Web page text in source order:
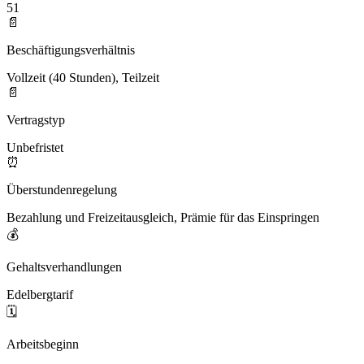
51
📄
Beschäftigungsverhältnis
Vollzeit (40 Stunden), Teilzeit
📄
Vertragstyp
Unbefristet
⏰
Überstundenregelung
Bezahlung und Freizeitausgleich, Prämie für das Einspringen
💰
Gehaltsverhandlungen
Edelbergtarif
🗓️
Arbeitsbeginn